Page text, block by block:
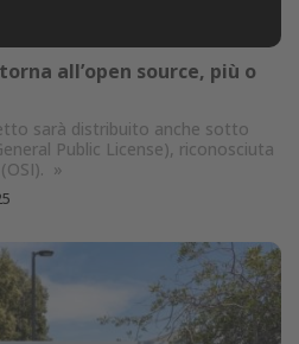
all’open source, più o
sarà distribuito anche sotto
Public License), riconosciuta
»